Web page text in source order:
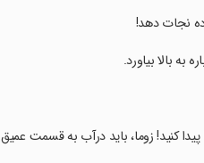
نجات دهد!
بالا بیاورد.
کنید! زوما، باید درآب به قسمت